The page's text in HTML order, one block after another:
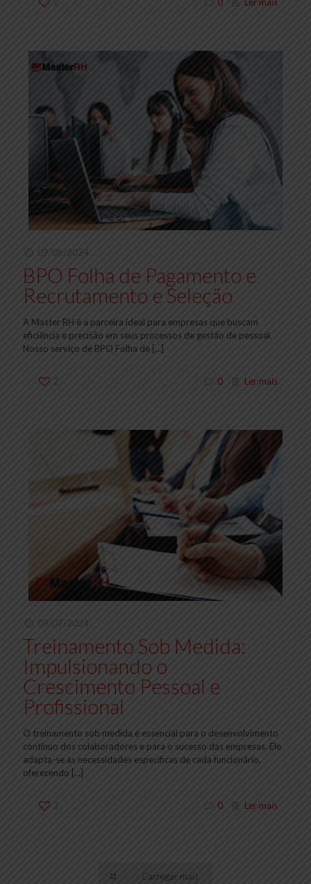
07/08/2024
BPO Folha de Pagamento e
Recrutamento e Seleção
A Master RH é a parceira ideal para empresas que buscam
eficiência e precisão em seus processos de gestão de pessoal.
Nosso serviço de BPO Folha de […]
2 0 Ler mais
09/07/2024
Treinamento Sob Medida:
Impulsionando o
Crescimento Pessoal e
Profissional
O treinamento sob medida é essencial para o desenvolvimento
contínuo dos colaboradores e para o sucesso das empresas. Ele
adapta-se às necessidades específicas de cada funcionário,
oferecendo […]
2 0 Ler mais
Carregar mais